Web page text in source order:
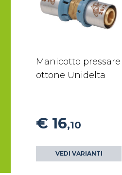
Manicotto pressare
ottone Unidelta
€ 16,10
VEDI VARIANTI